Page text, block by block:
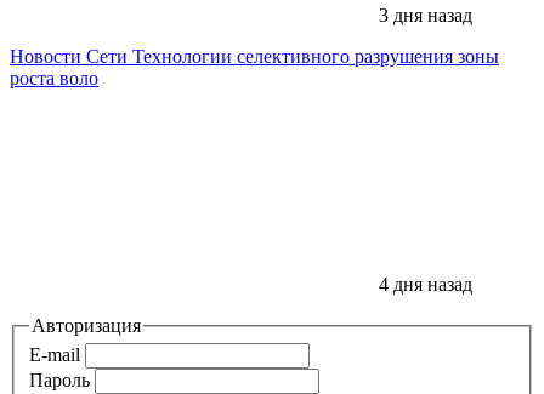
3 дня назад
Новости Сети Технологии селективного разрушения зоны
роста воло
4 дня назад
Авторизация
E-mail
Пароль